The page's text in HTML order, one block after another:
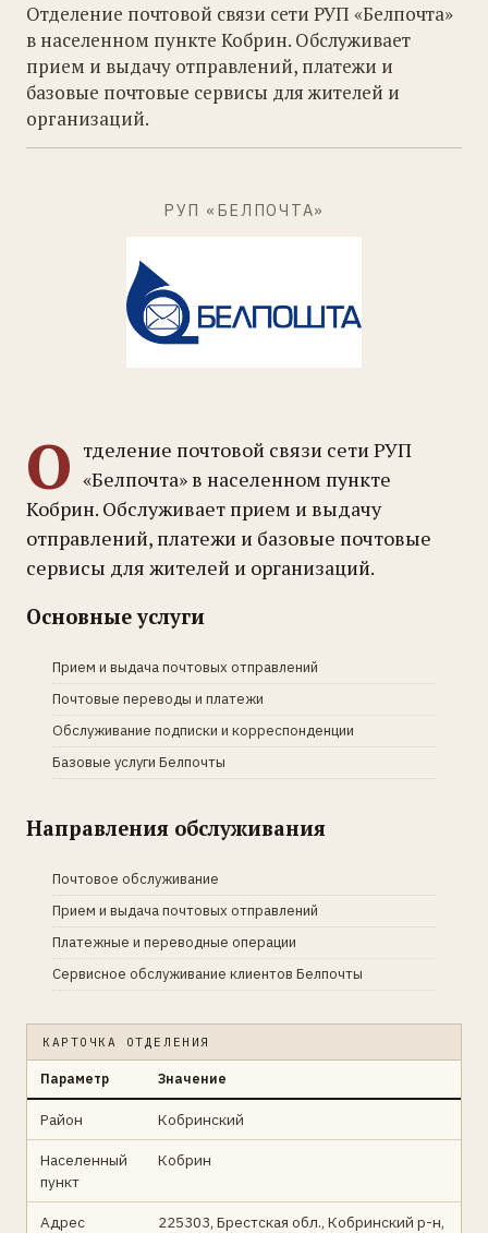
Отделение почтовой связи сети РУП «Белпочта»
в населенном пункте Кобрин. Обслуживает
прием и выдачу отправлений, платежи и
базовые почтовые сервисы для жителей и
организаций.
РУП «БЕЛПОЧТА»
О тделение почтовой связи сети РУП
«Белпочта» в населенном пункте
Кобрин. Обслуживает прием и выдачу
отправлений, платежи и базовые почтовые
сервисы для жителей и организаций.
Основные услуги
Прием и выдача почтовых отправлений
Почтовые переводы и платежи
Обслуживание подписки и корреспонденции
Базовые услуги Белпочты
Направления обслуживания
Почтовое обслуживание
Прием и выдача почтовых отправлений
Платежные и переводные операции
Сервисное обслуживание клиентов Белпочты
КАРТОЧКА ОТДЕЛЕНИЯ
Параметр Значение
Район Кобринский
Населенный
пункт
Кобрин
Адрес
225303, Брестская обл., Кобринский р-н,